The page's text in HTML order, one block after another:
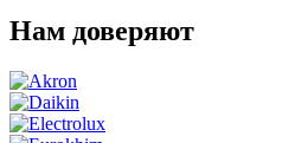
Нам доверяют